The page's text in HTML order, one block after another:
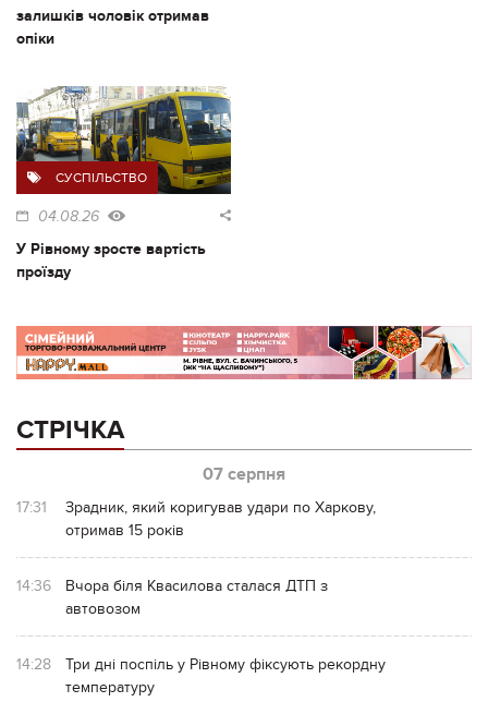
залишків чоловік отримав
опіки
СУСПІЛЬСТВО
04.08.26
У Рівному зросте вартість
проїзду
СТРІЧКА
07 серпня
17:31
Зрадник, який коригував удари по Харкову,
отримав 15 років
14:36
Вчора біля Квасилова сталася ДТП з
автовозом
14:28
Три дні поспіль у Рівному фіксують рекордну
температуру